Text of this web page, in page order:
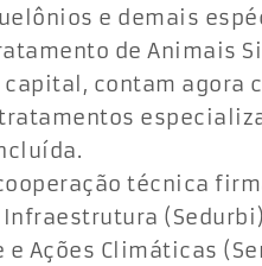
e demais
de Animais
capital, contam
técnica
Ações Climáticas